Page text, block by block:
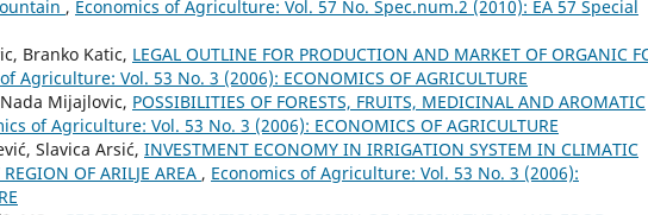
, Economics of Agriculture: Vol. 57 No. Spec.num.2 (2010): EA 57 Special
Branko Katic, LEGAL OUTLINE FOR PRODUCTION AND MARKET OF ORGANIC
Agriculture: Vol. 53 No. 3 (2006): ECONOMICS OF AGRICULTURE
Mijajlovic, POSSIBILITIES OF FORESTS, FRUITS, MEDICINAL AND AROMATIC
of Agriculture: Vol. 53 No. 3 (2006): ECONOMICS OF AGRICULTURE
Slavica Arsić, INVESTMENT ECONOMY IN IRRIGATION SYSTEM IN CLIMATIC
OF ARILJE AREA , Economics of Agriculture: Vol. 53 No. 3 (2006):